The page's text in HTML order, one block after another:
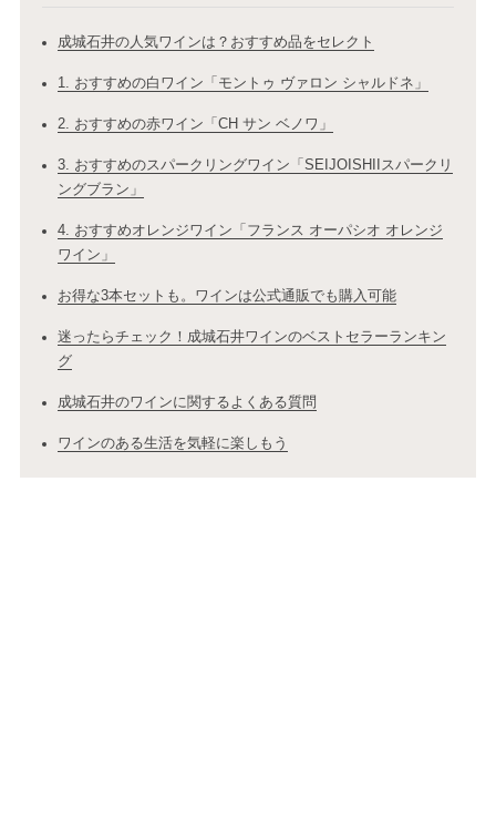
成城石井の人気ワインは？おすすめ品をセレクト
1. おすすめの白ワイン「モントゥ ヴァロン シャルドネ」
2. おすすめの赤ワイン「CH サン ベノワ」
3. おすすめのスパークリングワイン「SEIJOISHIIスパークリ
ングブラン」
4. おすすめオレンジワイン「フランス オーパシオ オレンジ
ワイン」
お得な3本セットも。ワインは公式通販でも購入可能
迷ったらチェック！成城石井ワインのベストセラーランキン
グ
成城石井のワインに関するよくある質問
ワインのある生活を気軽に楽しもう